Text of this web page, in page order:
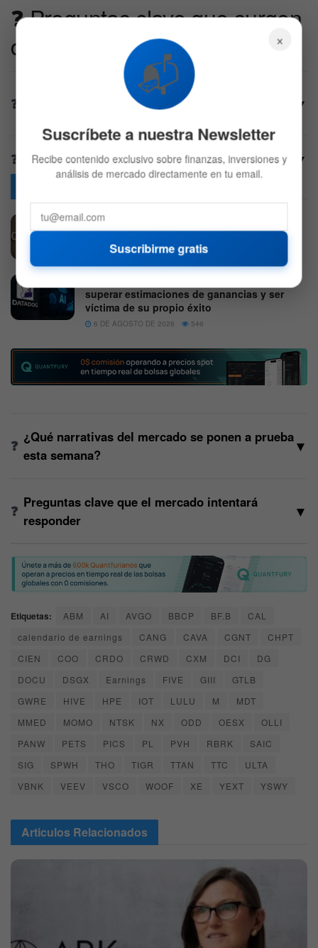
❓ Preguntas clave que surgen
de este calendario
¿Qué earnings pueden mover realmente el
▼
¿Qué días pueden tener más volatilidad? ▼
Constellation Energy reporta un beneficio
operativo ajustado de 2,55 dólares por
acción y eleva su guía anual
superar estimaciones de ganancias y ser
víctima de su propio éxito
6 DE AGOSTO DE 2026 546
¿Qué narrativas del mercado se ponen a prueba
esta semana?
▼
Preguntas clave que el mercado intentará
responder
▼
Etiquetas: ABM AI AVGO BBCP BF.B
CAL
calendario de earnings
CANG CAVA CGNT
CHPT
CIEN
COO CRDO CRWD CXM DCI
DG
DOCU
DSGX Earnings FIVE GIII
GTLB
GWRE
HIVE HPE IOT LULU M
MDT
MMED
MOMO NTSK NX ODD OESX
OLLI
PANW
PETS PICS PL PVH RBRK
SAIC
SIG
SPWH THO TIGR TTAN TTC
ULTA
VBNK
VEEV VSCO WOOF XE YEXT YSWY
Articulos Relacionados
×
📬
Suscríbete a nuestra Newsletter
Recibe contenido exclusivo sobre finanzas, inversiones y
análisis de mercado directamente en tu email.
Suscribirme gratis